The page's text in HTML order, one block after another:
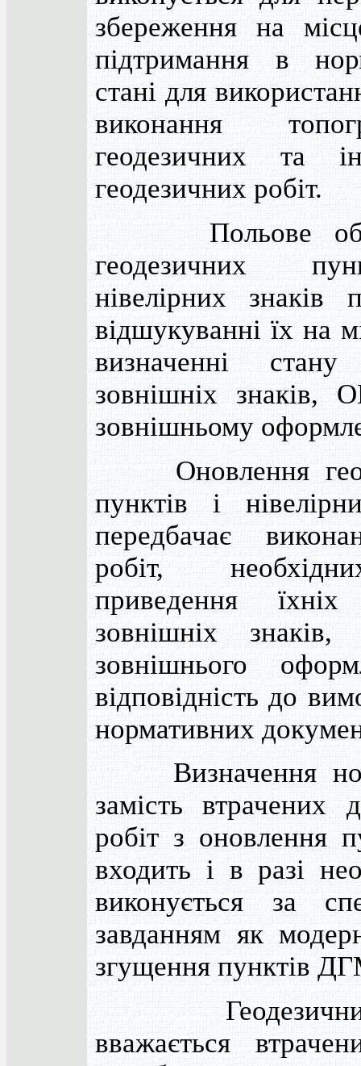
збереження на
підтримання в
стані для
виконання
геодезичних та
геодезичних робіт.
Польове
геодезичних
нівелірних знаків
відшукуванні їх на
визначенні стану
зовнішніх знаків,
зовнішньому
Оновлення
пунктів і
передбачає
робіт,
приведення їхніх
зовнішніх
зовнішнього
відповідність до
нормативних
Визначення
замість втрачених
робіт з оновлення
входить і в разі
виконується за
завданням як
згущення пунктів
вважається